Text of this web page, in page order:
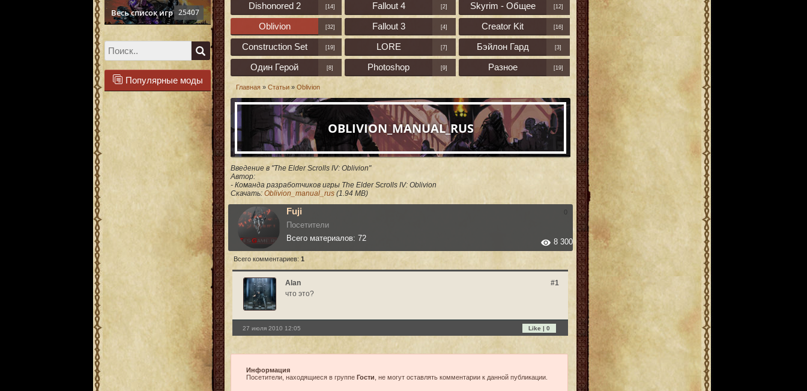
Весь список игр 25407
Популярные моды
Dishonored 2 [14] Fallout 4 [2] Skyrim - Общее [12]
Oblivion [32] Fallout 3 [4] Creator Kit [16]
Construction Set [19] LORE [7] Бэйлон Гард [3]
Один Герой [8] Photoshop [9] Разное [19]
Главная » Статьи » Oblivion
OBLIVION_MANUAL_RUS
Введение в "The Elder Scrolls IV: Oblivion"
Автор:
- Команда разработчиков игры The Elder Scrolls IV: Oblivion
Скачать: Oblivion_manual_rus (1.94 MB)
Fuji
Посетители
Всего материалов: 72
8 300
0
Всего комментариев: 1
Alan
#1
что это?
27 июля 2010 12:05 Like | 0
Информация
Посетители, находящиеся в группе Гости , не могут оставлять комментарии к данной публикации.